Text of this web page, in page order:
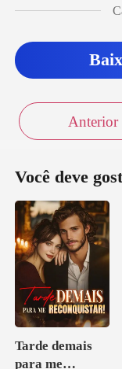
Anterior
Você deve
Tarde demais
para me